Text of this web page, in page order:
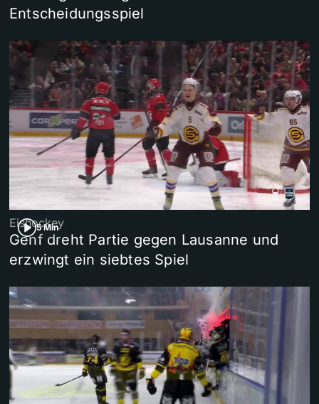
Entscheidungsspiel
5 Min
Eishockey
Genf dreht Partie gegen Lausanne und
erzwingt ein siebtes Spiel